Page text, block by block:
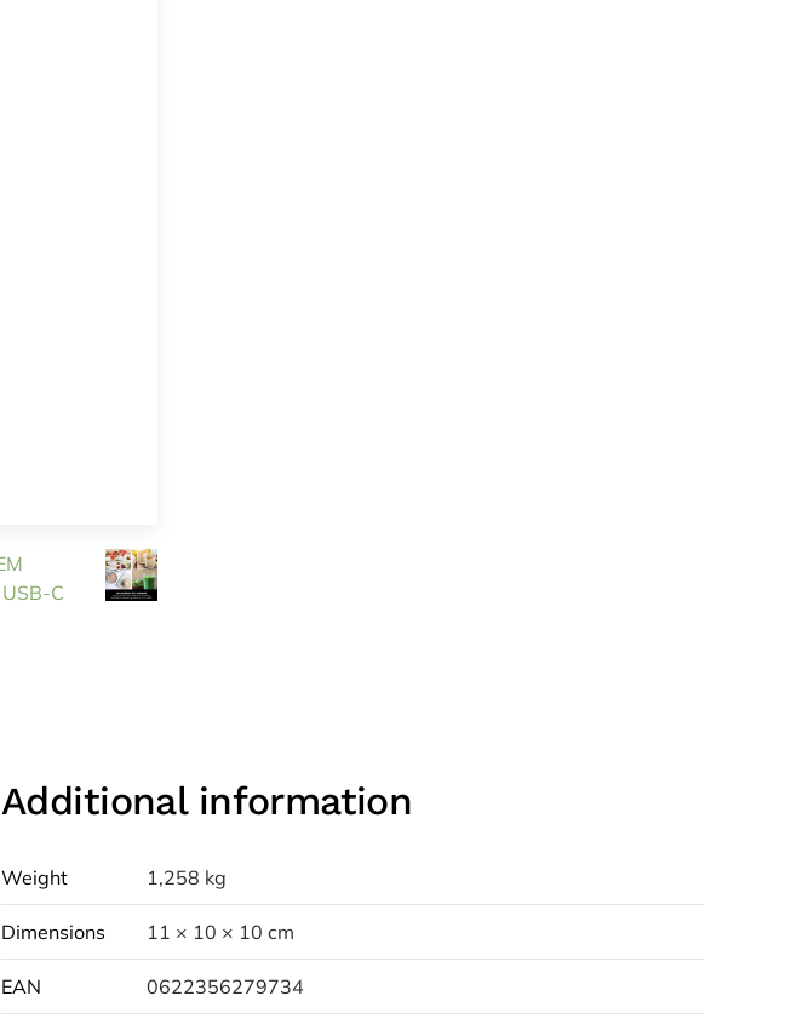
Additional information
Weight 1,258 kg
Dimensions 11 × 10 × 10 cm
EAN 0622356279734